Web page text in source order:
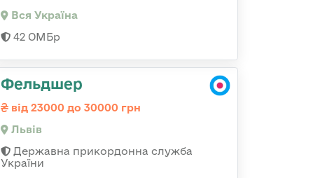
Вся Україна
42 ОМБр
Фельдшер
від 23000 до 30000 грн
Львів
Державна прикордонна служба
України